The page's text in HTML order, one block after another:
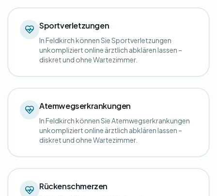
Sportverletzungen
In Feldkirch können Sie Sportverletzungen
unkompliziert online ärztlich abklären lassen –
diskret und ohne Wartezimmer.
Atemwegserkrankungen
In Feldkirch können Sie Atemwegserkrankungen
unkompliziert online ärztlich abklären lassen –
diskret und ohne Wartezimmer.
Rückenschmerzen